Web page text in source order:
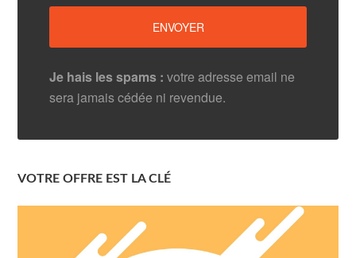
Je hais les spams : votre adresse email ne
sera jamais cédée ni revendue.
VOTRE OFFRE EST LA CLÉ